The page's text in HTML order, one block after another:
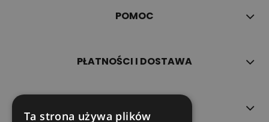
POMOC
PŁATNOŚCI I DOSTAWA
Ta strona używa plików